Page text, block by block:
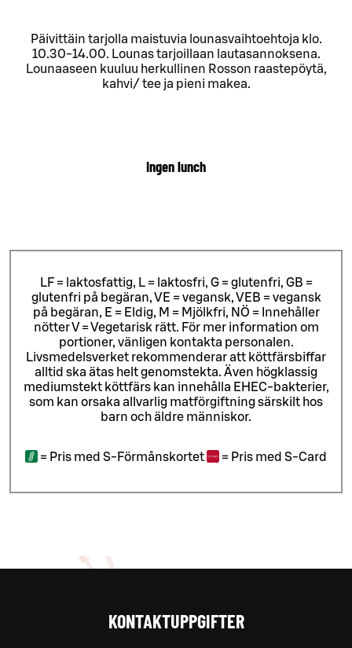
Päivittäin tarjolla maistuvia lounasvaihtoehtoja klo.
10.30-14.00. Lounas tarjoillaan lautasannoksena.
Lounaaseen kuuluu herkullinen Rosson raastepöytä,
kahvi/ tee ja pieni makea.
Ingen lunch
LF = laktosfattig, L = laktosfri, G = glutenfri, GB =
glutenfri på begäran, VE = vegansk, VEB = vegansk
på begäran, E = Eldig, M = Mjölkfri, NÖ = Innehåller
nötter V = Vegetarisk rätt. För mer information om
portioner, vänligen kontakta personalen.
Livsmedelsverket rekommenderar att köttfärsbiffar
alltid ska ätas helt genomstekta. Även högklassig
mediumstekt köttfärs kan innehålla EHEC-bakterier,
som kan orsaka allvarlig matförgiftning särskilt hos
barn och äldre människor.
= Pris med S-Förmånskortet = Pris med S-Card
KONTAKTUPPGIFTER